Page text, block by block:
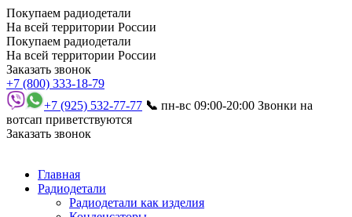
Покупаем радиодетали
На всей территории России
Покупаем радиодетали
На всей территории России
Заказать звонок
+7 (800) 333-18-79
+7 (925) 532-77-77 📞 пн-вс 09:00-20:00 Звонки на
вотсап приветствуются
Заказать звонок
Главная
Радиодетали
Радиодетали как изделия